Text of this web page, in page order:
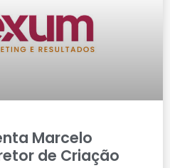
Marcelo
de Criação